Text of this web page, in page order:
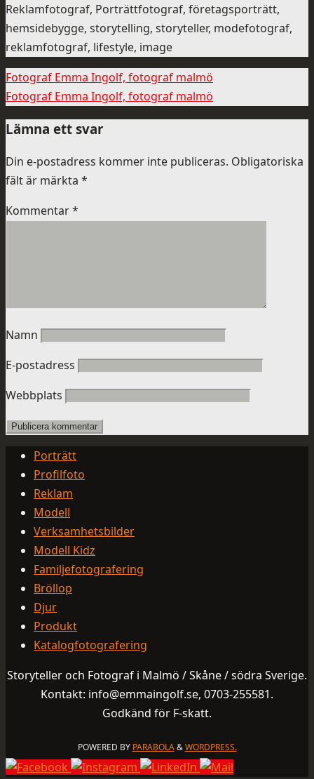
Reklamfotograf, Porträttfotograf, företagsporträtt,
hemsidebygge, storytelling, storyteller, modefotograf,
reklamfotograf, lifestyle, image
Fotograf Emma Ingolf, fotograf malmö
Fotograf Emma Ingolf, fotograf malmö
Lämna ett svar
Din e-postadress kommer inte publiceras. Obligatoriska
fält är märkta *
Kommentar*
Namn
E-postadress
Webbplats
Porträtt
Profilfoto
Reklam
Modell
Verksamhetsbilder
Modell Kidz
Familjefotografering
Bröllop
Djur
Produkt
Katalogfotografering
Storyteller och Fotograf i Malmö / Skåne / södra Sverige.
Kontakt: info@emmaingolf.se, 0703-255581.
Godkänd för F-skatt.
POWERED BY PARABOLA&WORDPRESS.